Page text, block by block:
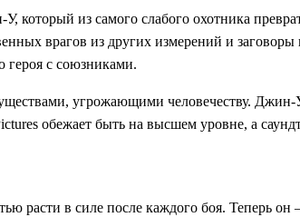
из самого слабого охотника
врагов из других измерений и
героя с союзниками.
угрожающими человечеству. Джин-
обежает быть на высшем уровне, а
расти в силе после каждого боя. Теперь